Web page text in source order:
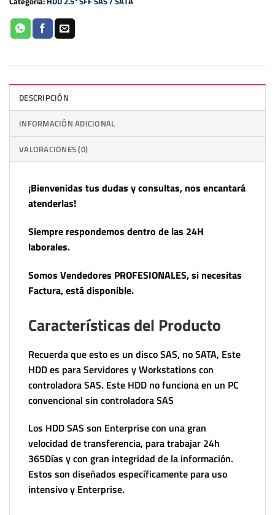
DESCRIPCIÓN
INFORMACIÓN ADICIONAL
VALORACIONES (0)
¡Bienvenidas tus dudas y consultas, nos encantará
atenderlas!
Siempre respondemos dentro de las 24H
laborales.
Somos Vendedores PROFESIONALES, si necesitas
Factura, está disponible.
Características del Producto
Recuerda que esto es un disco SAS, no SATA, Este
HDD es para Servidores y Workstations con
controladora SAS. Este HDD no funciona en un PC
convencional sin controladora SAS
Los HDD SAS son Enterprise con una gran
velocidad de transferencia, para trabajar 24h
365Días y con gran integridad de la información.
Estos son diseñados específicamente para uso
intensivo y Enterprise.